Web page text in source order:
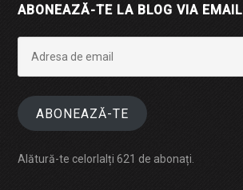
ABONEAZĂ-TE LA BLOG VIA EMAIL
email
ABONEAZĂ-TE
Alătură-te celorlalți 621 de abonați.